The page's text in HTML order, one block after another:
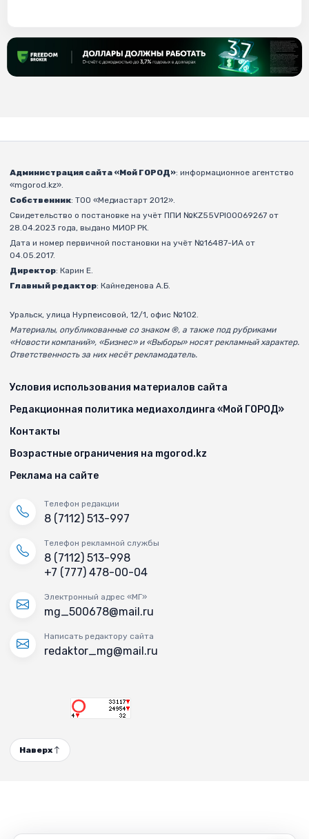
Администрация сайта «Мой ГОРОД»: информационное агентство
«mgorod.kz».
Собственник: ТОО «Медиастарт 2012».
Свидетельство о постановке на учёт ППИ №KZ55VPI00069267 от
28.04.2023 года, выдано МИОР РК.
Дата и номер первичной постановки на учёт №16487-ИА от
04.05.2017.
Директор: Карин Е.
Главный редактор: Кайнеденова А.Б.
Уральск, улица Нурпеисовой, 12/1, офис №102.
Материалы, опубликованные со знаком ®, а также под рубриками
«Новости компаний», «Бизнес» и «Выборы» носят рекламный характер.
Ответственность за них несёт рекламодатель.
Условия использования материалов сайта
Редакционная политика медиахолдинга «Мой ГОРОД»
Контакты
Возрастные ограничения на mgorod.kz
Реклама на сайте
Телефон редакции
8 (7112) 513-997
Телефон рекламной службы
8 (7112) 513-998
+7 (777) 478-00-04
Электронный адрес «МГ»
mg_500678@mail.ru
Написать редактору сайта
redaktor_mg@mail.ru
Наверх